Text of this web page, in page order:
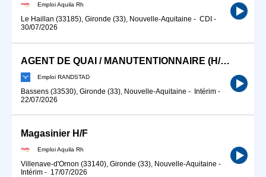
Emploi Aquila Rh
Le Haillan (33185), Gironde (33), Nouvelle-Aquitaine - CDI -
30/07/2026
AGENT DE QUAI / MANUTENTIONNAIRE (H/F) HORAIRES DE JOUR SECTEUR BASSENS (33)
Emploi RANDSTAD
Bassens (33530), Gironde (33), Nouvelle-Aquitaine - Intérim -
22/07/2026
Magasinier H/F
Emploi Aquila Rh
Villenave-d'Ornon (33140), Gironde (33), Nouvelle-Aquitaine -
Intérim - 17/07/2026